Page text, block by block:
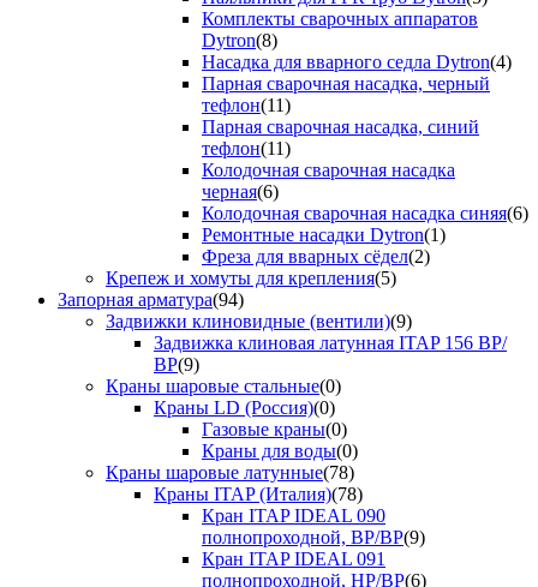
Комплекты сварочных аппаратов
Dytron(8)
Насадка для вварного седла Dytron(4)
Парная сварочная насадка, черный
тефлон(11)
Парная сварочная насадка, синий
тефлон(11)
Колодочная сварочная насадка
черная(6)
Колодочная сварочная насадка синяя(6)
Ремонтные насадки Dytron(1)
Фреза для вварных сёдел(2)
Крепеж и хомуты для крепления(5)
Запорная арматура(94)
Задвижки клиновидные (вентили)(9)
Задвижка клиновая латунная ITAP 156 ВР/
ВР(9)
Краны шаровые стальные(0)
Краны LD (Россия)(0)
Газовые краны(0)
Краны для воды(0)
Краны шаровые латунные(78)
Краны ITAP (Италия)(78)
Кран ITAP IDEAL 090
полнопроходной, ВР/ВР(9)
Кран ITAP IDEAL 091
полнопроходной, НР/ВР(6)